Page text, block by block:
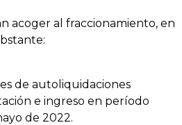
acoger al fraccionamiento, en
de autoliquidaciones
e ingreso en período
de 2022.